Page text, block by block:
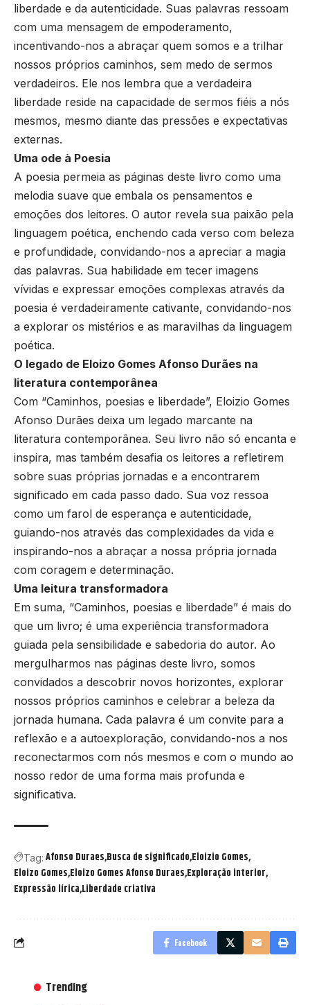
liberdade e da autenticidade. Suas palavras ressoam
com uma mensagem de empoderamento,
incentivando-nos a abraçar quem somos e a trilhar
nossos próprios caminhos, sem medo de sermos
verdadeiros. Ele nos lembra que a verdadeira
liberdade reside na capacidade de sermos fiéis a nós
mesmos, mesmo diante das pressões e expectativas
externas.
Uma ode à Poesia
A poesia permeia as páginas deste livro como uma
melodia suave que embala os pensamentos e
emoções dos leitores. O autor revela sua paixão pela
linguagem poética, enchendo cada verso com beleza
e profundidade, convidando-nos a apreciar a magia
das palavras. Sua habilidade em tecer imagens
vívidas e expressar emoções complexas através da
poesia é verdadeiramente cativante, convidando-nos
a explorar os mistérios e as maravilhas da linguagem
poética.
O legado de Eloizo Gomes Afonso Durães na
literatura contemporânea
Com “Caminhos, poesias e liberdade”, Eloizio Gomes
Afonso Durães deixa um legado marcante na
literatura contemporânea. Seu livro não só encanta e
inspira, mas também desafia os leitores a refletirem
sobre suas próprias jornadas e a encontrarem
significado em cada passo dado. Sua voz ressoa
como um farol de esperança e autenticidade,
guiando-nos através das complexidades da vida e
inspirando-nos a abraçar a nossa própria jornada
com coragem e determinação.
Uma leitura transformadora
Em suma, “Caminhos, poesias e liberdade” é mais do
que um livro; é uma experiência transformadora
guiada pela sensibilidade e sabedoria do autor. Ao
mergulharmos nas páginas deste livro, somos
convidados a descobrir novos horizontes, explorar
nossos próprios caminhos e celebrar a beleza da
jornada humana. Cada palavra é um convite para a
reflexão e a autoexploração, convidando-nos a nos
reconectarmos com nós mesmos e com o mundo ao
nosso redor de uma forma mais profunda e
significativa.
Tag: Afonso Duraes Busca de significado Eloizio Gomes
Eloizo Gomes Eloizo Gomes Afonso Duraes Exploração interior
Expressão lírica Liberdade criativa
Facebook
Trending